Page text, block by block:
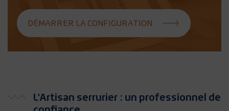
DÉMARRER LA CONFIGURATION
L'Artisan serrurier : un professionnel de